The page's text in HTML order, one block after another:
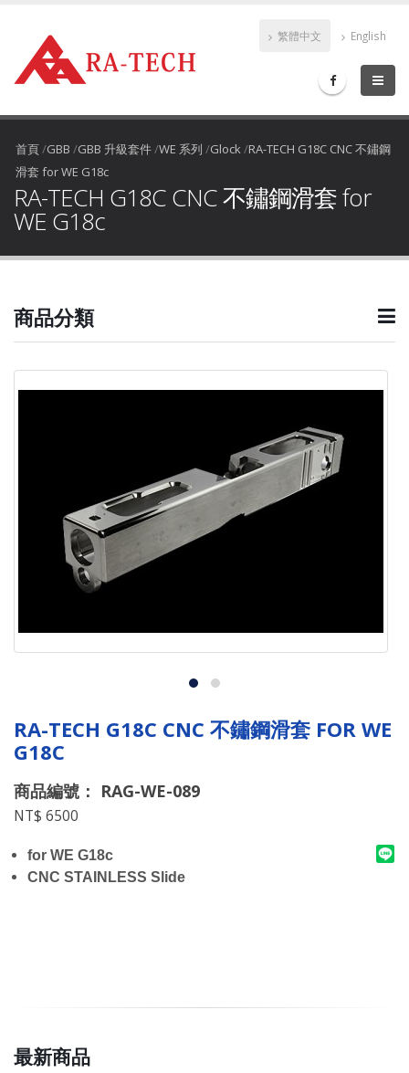
繁體中文 English
首頁/GBB /GBB 升級套件/WE 系列 /Glock/RA-TECH G18C CNC 不鏽鋼
滑套 for WE G18c
RA-TECH G18C CNC 不鏽鋼滑套 for
WE G18c
商品分類
RA-TECH G18C CNC 不鏽鋼滑套 FOR WE
G18C
商品編號： RAG-WE-089
NT$ 6500
for WE G18c
CNC STAINLESS Slide
最新商品